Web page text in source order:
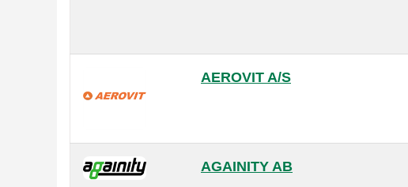
AEROVIT A/S
AGAINITY AB